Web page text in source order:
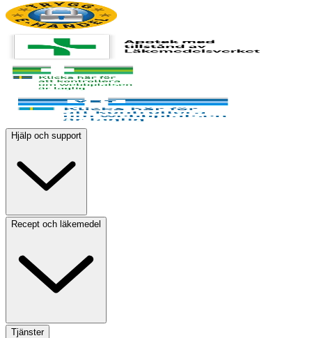
Hjälp och support
Recept och läkemedel
Tjänster